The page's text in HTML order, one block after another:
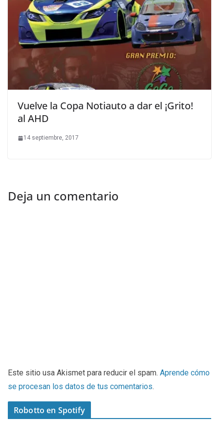
Vuelve la Copa Notiauto a dar el ¡Grito!
al AHD
14 septiembre, 2017
Deja un comentario
Este sitio usa Akismet para reducir el spam. Aprende cómo
se procesan los datos de tus comentarios.
Robotto en Spotify